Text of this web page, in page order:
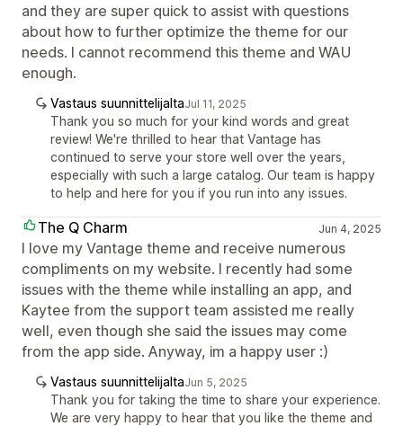
and they are super quick to assist with questions
about how to further optimize the theme for our
needs. I cannot recommend this theme and WAU
enough.
Vastaus suunnittelijaltaJul 11, 2025
Thank you so much for your kind words and great
review! We're thrilled to hear that Vantage has
continued to serve your store well over the years,
especially with such a large catalog. Our team is happy
to help and here for you if you run into any issues.
The Q Charm Jun 4, 2025
I love my Vantage theme and receive numerous
compliments on my website. I recently had some
issues with the theme while installing an app, and
Kaytee from the support team assisted me really
well, even though she said the issues may come
from the app side. Anyway, im a happy user :)
Vastaus suunnittelijaltaJun 5, 2025
Thank you for taking the time to share your experience.
We are very happy to hear that you like the theme and